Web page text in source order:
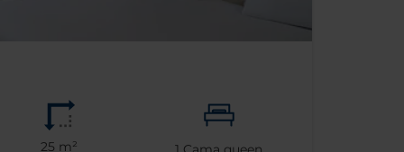
25 m²